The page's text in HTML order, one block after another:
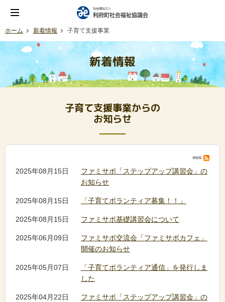
ホーム 新着情報 子育て支援事業
新着情報
子育て支援事業からの
お知らせ
2025年08月15日
ファミサポ「ステップアップ講習会」の
お知らせ
2025年08月15日 「子育てボランティア募集！！」
2025年08月15日 ファミサポ基礎講習会について
2025年06月09日
ファミサポ交流会「ファミサポカフェ」
開催のお知らせ
2025年05月07日
「子育てボランティア通信」を発行しま
した
2025年04月22日
ファミサポ「ステップアップ講習会」の